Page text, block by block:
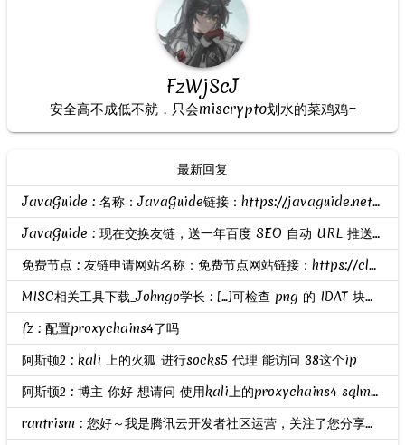
FzWjScJ
安全高不成低不就，只会miscrypto划水的菜鸡鸡~
最新回复
JavaGuide : 名称：JavaGuide链接：https://javaguide.net头像：https://javaguide.net/icon-192.png描述：「Java学习 + 面试指南」OG：htt...
JavaGuide : 现在交换友链，送一年百度 SEO 自动 URL 推送； 智能自动推送介绍地址：https://nogeek.cn/product/baidu-seo-auto-push-daily.html
免费节点 : 友链申请网站名称：免费节点网站链接：https://clashgithub.com网站头像：https://clashgithub.com/wp-content/uploads/avatar.p...
MISC相关工具下载_Johngo学长 : [...]可检查 png 的 IDAT 块是否有问题相关题目可参考：https://blog.csdn.net/u010391191/article/details/80818785有关解题脚本...
fz : 配置proxychains4了吗
阿斯顿2 : kali 上的火狐 进行socks5 代理 能访问 38这个ip
阿斯顿2 : 博主 你好 想请问 使用kali上的proxychains4 sqlmap 进行扫描 提示我无法连接172.22.6.38？ 但是做了路由和代理的
rantrism : 您好～我是腾讯云开发者社区运营，关注了您分享的技术文章，觉得内容很棒，我们诚挚邀请您加入腾讯云自媒体分享计划。完整福利和申请地址请见：https://cloud.tencent.com/deve...